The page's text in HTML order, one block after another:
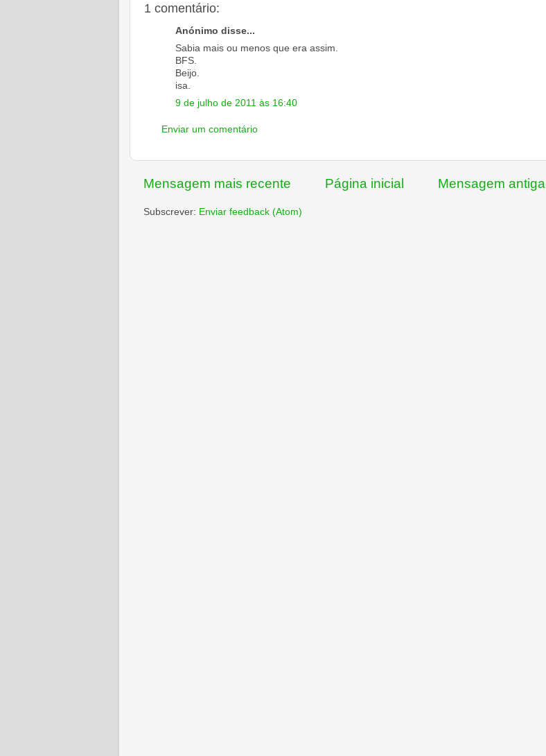
1 comentário:
Anónimo disse...
Sabia mais ou menos que era assim.
BFS.
Beijo.
isa.
9 de julho de 2011 às 16:40
Enviar um comentário
Mensagem mais recente Mensagem antiga
Página inicial
Subscrever: Enviar feedback (Atom)